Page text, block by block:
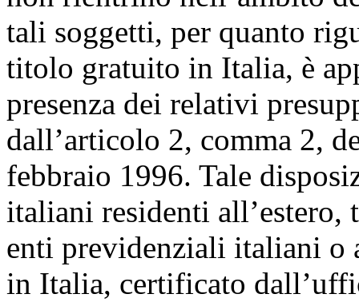
tali soggetti, per quanto
titolo gratuito in Italia, è
presenza dei relativi
dall’articolo 2, comma 2,
febbraio 1996. Tale
italiani residenti
enti previdenziali italiani
in Italia, certificato